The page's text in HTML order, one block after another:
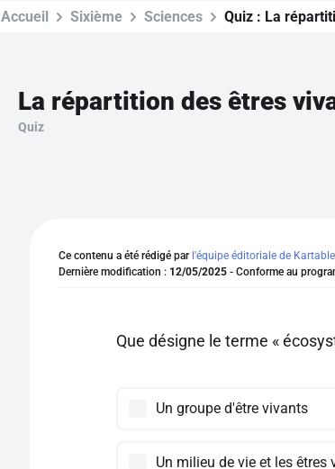
Accueil Sixième Sciences Quiz : La
La répartition des êtres
Quiz
Ce contenu a été rédigé par l'équipe éditoriale de
Dernière modification : 12/05/2025 - Conforme au
Que désigne le terme «
Un groupe d'être vivants
Un milieu de vie et les êtres